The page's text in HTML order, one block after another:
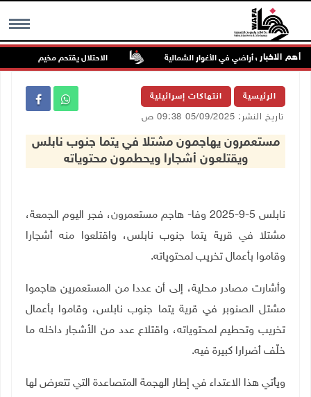
MENU أهم الاخبار
يسيّجون أراضي في الأغوار الشمالية الاحتلال يقتحم مخيم عسكر شرق
الرئيسية انتهاكات إسرائيلية
تاريخ النشر: 05/09/2025 09:38 ص
مستعمرون يهاجمون مشتلا في يتما جنوب نابلس
ويقتلعون أشجارا ويحطمون محتوياته
نابلس 5-9-2025 وفا- هاجم مستعمرون، فجر اليوم الجمعة،
مشتلا في قرية يتما جنوب نابلس، واقتلعوا منه أشجارا
وقاموا بأعمال تخريب لمحتوياته.
وأشارت مصادر محلية، إلى أن عددا من المستعمرين هاجموا
مشتل الصنوبر في قرية يتما جنوب نابلس، وقاموا بأعمال
تخريب وتحطيم لمحتوياته، واقتلاع عدد من الأشجار داخله ما
خلّف أضرارا كبيرة فيه.
ويأتي هذا الاعتداء في إطار الهجمة المتصاعدة التي تتعرض لها